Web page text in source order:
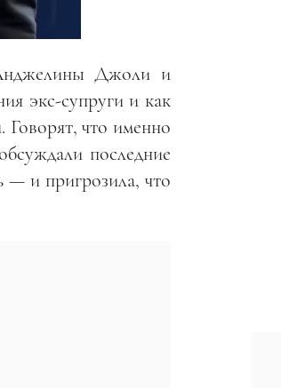
Джоли и
экс-супруги и как
Говорят, что именно
последние
— и пригрозила, что